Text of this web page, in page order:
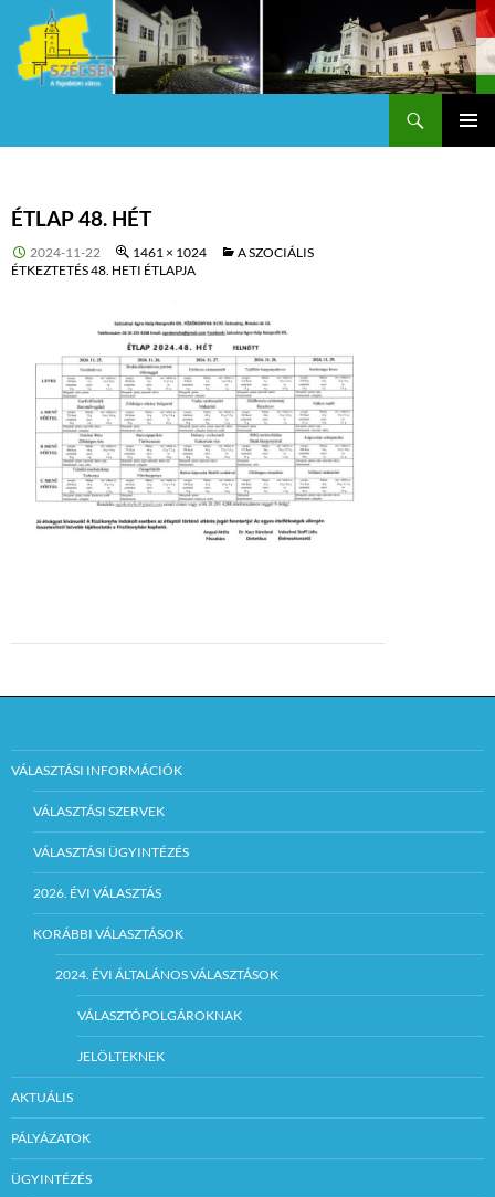
ÉTLAP 48. HÉT
2024-11-22 1461 × 1024
A SZOCIÁLIS
ÉTKEZTETÉS 48. HETI ÉTLAPJA
VÁLASZTÁSI INFORMÁCIÓK
VÁLASZTÁSI SZERVEK
VÁLASZTÁSI ÜGYINTÉZÉS
2026. ÉVI VÁLASZTÁS
KORÁBBI VÁLASZTÁSOK
2024. ÉVI ÁLTALÁNOS VÁLASZTÁSOK
VÁLASZTÓPOLGÁROKNAK
JELÖLTEKNEK
AKTUÁLIS
PÁLYÁZATOK
ÜGYINTÉZÉS